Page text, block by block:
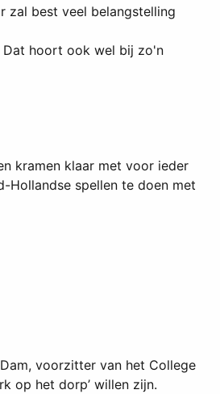
zal best veel belangstelling
Dat hoort ook wel bij zo'n
kramen klaar met voor ieder
Hollandse spellen te doen met
voorzitter van het College
op het dorp’ willen zijn.